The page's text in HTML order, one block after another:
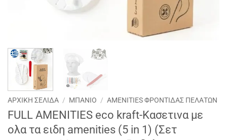
ΑΡΧΙΚΉ ΣΕΛΊΔΑ / ΜΠΑΝΙΟ / AMENITIES ΦΡΟΝΤΙΔΑΣ ΠΕΛΑΤΩΝ
FULL AMENITIES eco kraft-Κασετινα με
ολα τα ειδη amenities (5 in 1) (Σετ